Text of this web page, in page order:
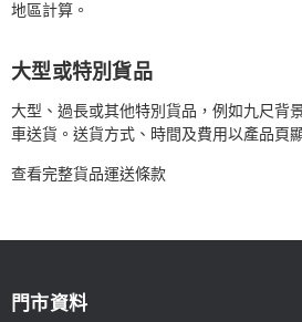
地區計算。
大型或特別貨品
大型、過長或其他特別貨品，例如九尺背
車送貨。送貨方式、時間及費用以產品頁
查看完整貨品運送條款
門市資料